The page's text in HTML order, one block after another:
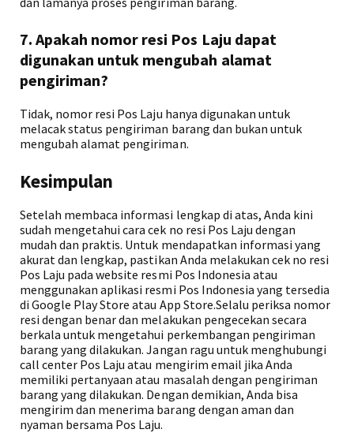
7. Apakah nomor resi Pos Laju dapat
digunakan untuk mengubah alamat
pengiriman?
Tidak, nomor resi Pos Laju hanya digunakan untuk
melacak status pengiriman barang dan bukan untuk
mengubah alamat pengiriman.
Kesimpulan
Setelah membaca informasi lengkap di atas, Anda kini
sudah mengetahui cara cek no resi Pos Laju dengan
mudah dan praktis. Untuk mendapatkan informasi yang
akurat dan lengkap, pastikan Anda melakukan cek no resi
Pos Laju pada website resmi Pos Indonesia atau
menggunakan aplikasi resmi Pos Indonesia yang tersedia
di Google Play Store atau App Store.Selalu periksa nomor
resi dengan benar dan melakukan pengecekan secara
berkala untuk mengetahui perkembangan pengiriman
barang yang dilakukan. Jangan ragu untuk menghubungi
call center Pos Laju atau mengirim email jika Anda
memiliki pertanyaan atau masalah dengan pengiriman
barang yang dilakukan. Dengan demikian, Anda bisa
mengirim dan menerima barang dengan aman dan
nyaman bersama Pos Laju.